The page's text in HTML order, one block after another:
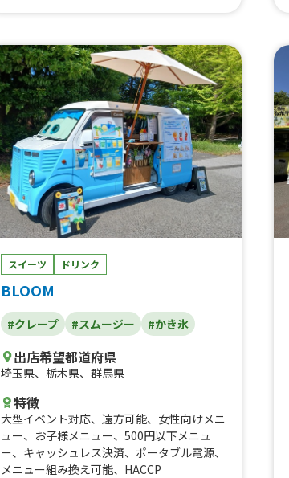
スイーツ ドリンク
BLOOM
#クレープ #スムージー #かき氷
出店希望都道府県
埼玉県、 栃木県、 群馬県
特徴
大型イベント対応、 遠方可能、 女性向けメニ
ュー、 お子様メニュー、 500円以下メニュ
ー、 キャッシュレス決済、 ポータブル電源、
メニュー組み換え可能、 HACCP